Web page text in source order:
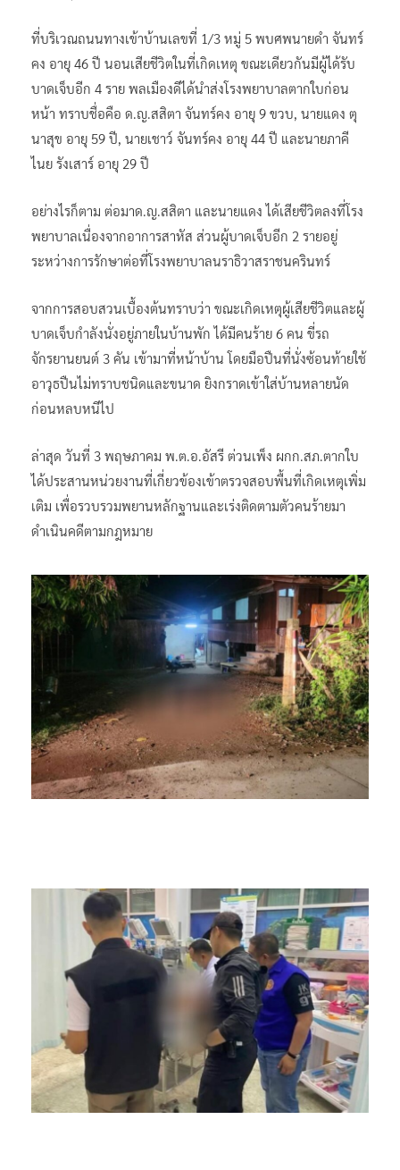
ที่บริเวณถนนทางเข้าบ้านเลขที่ 1/3 หมู่ 5 พบศพนายดำ จันทร์
คง อายุ 46 ปี นอนเสียชีวิตในที่เกิดเหตุ ขณะเดียวกันมีผู้ได้รับ
บาดเจ็บอีก 4 ราย พลเมืองดีได้นำส่งโรงพยาบาลตากใบก่อน
หน้า ทราบชื่อคือ ด.ญ.สสิตา จันทร์คง อายุ 9 ขวบ, นายแดง ตุ
นาสุข อายุ 59 ปี, นายเชาว์ จันทร์คง อายุ 44 ปี และนายภาคี
ไนย รังเสาร์ อายุ 29 ปี
อย่างไรก็ตาม ต่อมาด.ญ.สสิตา และนายแดง ได้เสียชีวิตลงที่โรง
พยาบาลเนื่องจากอาการสาหัส ส่วนผู้บาดเจ็บอีก 2 รายอยู่
ระหว่างการรักษาต่อที่โรงพยาบาลนราธิวาสราชนครินทร์
จากการสอบสวนเบื้องต้นทราบว่า ขณะเกิดเหตุผู้เสียชีวิตและผู้
บาดเจ็บกำลังนั่งอยู่ภายในบ้านพัก ได้มีคนร้าย 6 คน ขี่รถ
จักรยานยนต์ 3 คัน เข้ามาที่หน้าบ้าน โดยมือปืนที่นั่งซ้อนท้ายใช้
อาวุธปืนไม่ทราบชนิดและขนาด ยิงกราดเข้าใส่บ้านหลายนัด
ก่อนหลบหนีไป
ล่าสุด วันที่ 3 พฤษภาคม พ.ต.อ.อัสรี ต่วนเพ็ง ผกก.สภ.ตากใบ
ได้ประสานหน่วยงานที่เกี่ยวข้องเข้าตรวจสอบพื้นที่เกิดเหตุเพิ่ม
เติม เพื่อรวบรวมพยานหลักฐานและเร่งติดตามตัวคนร้ายมา
ดำเนินคดีตามกฎหมาย